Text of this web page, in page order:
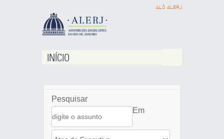
ALÔ ALERJ
INÍCIO
Pesquisar
Em